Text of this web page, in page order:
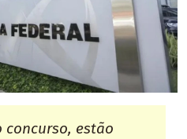
concurso, estão